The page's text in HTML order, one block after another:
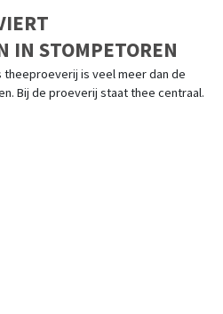
IN STOMPETOREN
theeproeverij is veel meer dan de
Bij de proeverij staat thee centraal.